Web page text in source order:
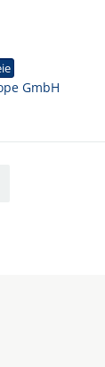
GmbH